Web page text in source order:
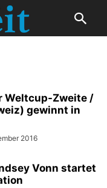
Weltcup-Zweite /
gewinnt in
2016
Vonn startet